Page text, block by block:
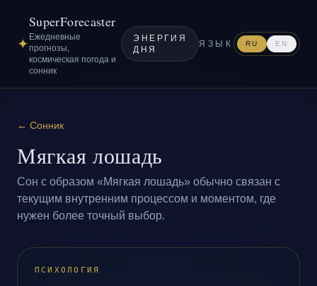
✦
SuperForecaster
Ежедневные
прогнозы,
космическая погода и
сонник
ЭНЕРГИЯ
ДНЯ
ЯЗЫК RU EN
← Сонник
Мягкая лошадь
Сон с образом «Мягкая лошадь» обычно связан с
текущим внутренним процессом и моментом, где
нужен более точный выбор.
ПСИХОЛОГИЯ